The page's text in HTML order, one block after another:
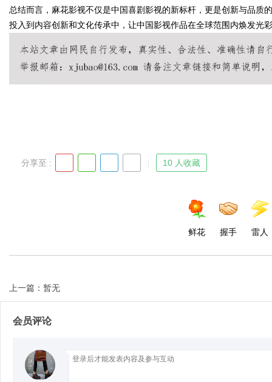
总结而言，麻花影视不仅是中国喜剧影视的新标杆，更是创新与品质
投入到内容创新和文化传承中，让中国影视作品在全球范围内焕发光
分享至 : 10 人收藏
鲜花 握手 雷人
上一篇：暂无
会员评论